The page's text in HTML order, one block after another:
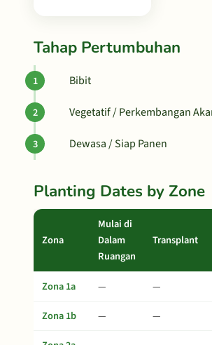
Tahap Pertumbuhan
Bibit
Vegetatif / Perkembangan
Dewasa / Siap Panen
Planting Dates by Zone
Zona
Mulai di
Dalam
Ruangan
Transplant
Zona 1a — —
Zona 1b
— —